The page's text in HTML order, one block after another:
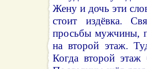
Жену и дочь эти
стоит издёвка.
просьбы мужчины,
на второй этаж.
Когда второй этаж